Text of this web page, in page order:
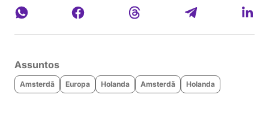
Assuntos
Amsterdã Europa Holanda Amsterdã Holanda